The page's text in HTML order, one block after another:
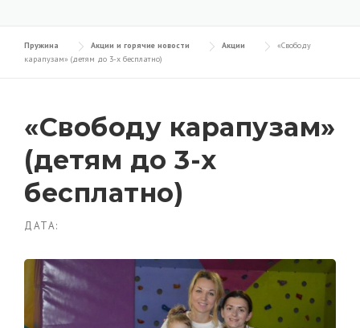
Пружина Акции и горячие новости Акции
«Свободу
карапузам» (детям до 3-х бесплатно)
«Свободу карапузам»
(детям до 3-х
бесплатно)
ДАТА: